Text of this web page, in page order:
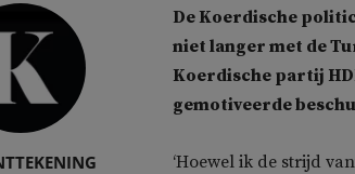
De Koerdische
niet langer met de
Koerdische partij
gemotiveerde
‘Hoewel ik de strijd